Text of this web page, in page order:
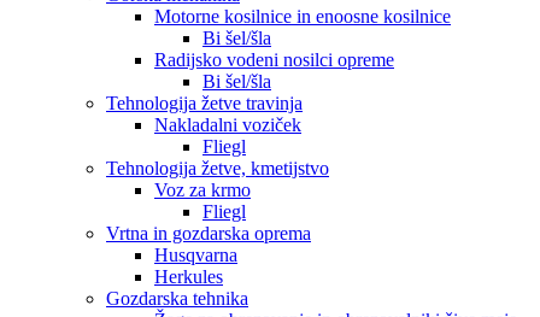
Motorne kosilnice in enoosne kosilnice
Bi šel/šla
Radijsko vodeni nosilci opreme
Bi šel/šla
Tehnologija žetve travinja
Nakladalni voziček
Fliegl
Tehnologija žetve, kmetijstvo
Voz za krmo
Fliegl
Vrtna in gozdarska oprema
Husqvarna
Herkules
Gozdarska tehnika